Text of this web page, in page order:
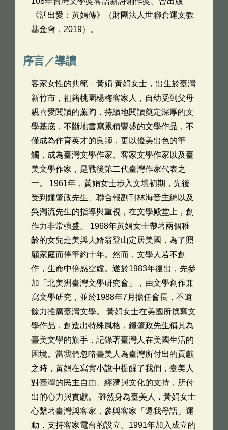
《活出愛：黃娟傳》（財團法人世聯倉運文教
基金會，2019）。
序言／導讀
客家女性的典範－黃娟 黃娟女士，出生於臺灣
新竹市，祖籍桃園楊梅客家人，自幼受到父母
親喜愛閱讀的薰陶，持續地閱讀奠定深厚的文
學基底，不斷地書寫累積豐盛的文學作品，不
僅成為作育英才的良師，更以優美出色的筆
觸，成為臺灣文學作家、客家文學作家以及臺
美文學作家，是戰後第二代臺灣作家代表之
一。 1961年，黃娟女士步入文壇初期，先後
受到鍾肇政先生、聯合報副刊林海音主編以及
吳濁流先生的指導與重視，在文學殿堂上，創
作力非常強盛。 1968年黃娟女士帶著兩個稚
齡的女兒赴美與夫婿翁登山定居美國，為了照
顧家庭而停筆約十年。然而，文學人若不創
作，生命中倍感空虛。遂於1983年復出，先參
加「北美洲臺灣文學研究會」，由文學創作兼
寫文學研究，並於1988年7月擔任會長，不遺
餘力推廣臺灣文學。 黃娟女士在美國所撰寫文
學作品，創造出特殊風格，鍾肇政先生稱其為
臺美文學的旗手，記錄著臺灣人在美國生活的
困境。當我們忽略臺美人為臺灣所付出的貢獻
之時，黃娟在寫實小說中提醒了我們，臺美人
對臺灣的民主自由、經濟與文化的支持，所付
出的心力與貢獻。 雖然身為臺美人，黃娟女士
心繫著臺灣與客家，參與客家「還我母語」運
動，支持客家電台的設立。1991年加入成立的